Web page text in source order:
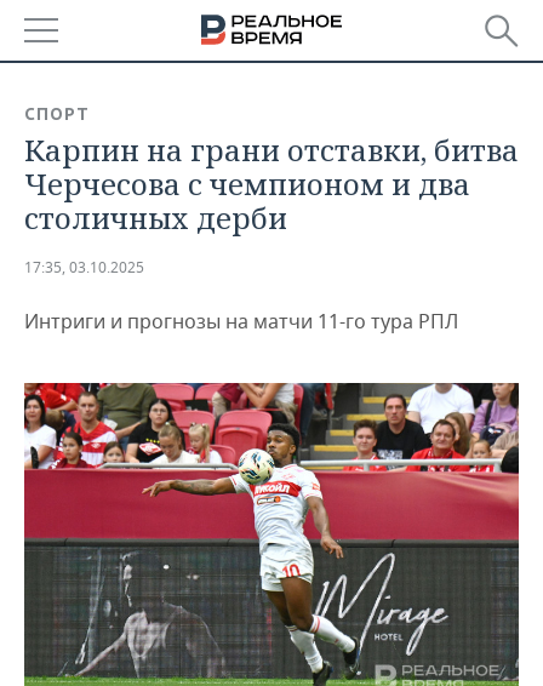
БАШКОРТОСТАН
ТАТАРСТАН
НОВОСТИ
АНАЛИТИКА
ДЕКЛАРАЦИИ О ДОХОДАХ
ВУЗЫ ТАТАРСТАНА
КОМУ ПРИНАДЛЕЖАТ
ТОРГОВЫЕ ЦЕНТРЫ
НОВОСТИ ЭКОНОМИКИ
БАНКИ
БЮДЖЕТ
ИНВЕСТИЦИИ
ПРОМЫШЛЕННОСТЬ
ПРОМЫШЛЕННОСТИ
АГРОПРОМ
МАШИНОСТРОЕНИЕ
НЕФТЕХИМИЯ
НЕФТЬ
ОПК
НОВОСТИ НЕДВИЖИМОСТИ
АВТО
НОВОСТИ АВТО
БИЗНЕС
НОВОСТИ БИЗНЕСА
РОЗНИЧНАЯ ТОРГОВЛЯ
ТРАНСПОРТ
ТЕХНОЛОГИИ
НОВОСТИ ТЕХНОЛОГИЙ
МЕРОПРИЯТИЯ
НОВОСТИ МЕРОПРИЯТИЙ
СПОРТ
СПОРТ
Карпин на грани отставки, битва
Черчесова с чемпионом и два
столичных дерби
17:35, 03.10.2025
Интриги и прогнозы на матчи 11-го тура РПЛ